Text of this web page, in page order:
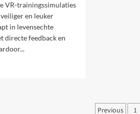
VR-trainingssimulaties
en leuker
in levensechte
directe feedback en
Previous 1